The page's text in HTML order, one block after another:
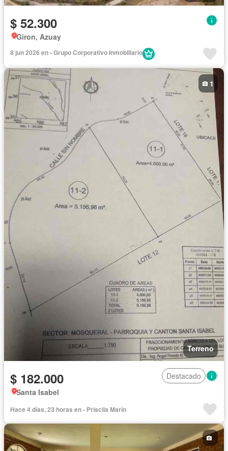
$ 52.300
Giron, Azuay
8 jun 2026 en - Grupo Corporativo Inmobiliario
Terreno
1
$ 182.000
Destacado
Santa Isabel
Hace 4 días, 23 horas en - Priscila Marín